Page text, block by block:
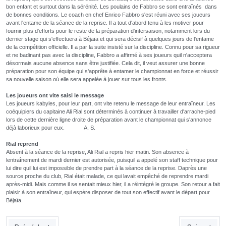
bon enfant et surtout dans la sérénité. Les poulains de Fabbro se sont entraînés dans
de bonnes conditions. Le coach en chef Enrico Fabbro s'est réuni avec ses joueurs
avant l'entame de la séance de la reprise. Il a tout d'abord tenu à les motiver pour
fournir plus d'efforts pour le reste de la préparation d'intersaison, notamment lors du
dernier stage qui s'effectuera à Béjaïa et qui sera décisif à quelques jours de l'entame
de la compétition officielle. Il a par la suite insisté sur la discipline. Connu pour sa rigueur
et ne badinant pas avec la discipline, Fabbro a affirmé à ses joueurs quil n'acceptera
désormais aucune absence sans être justifiée. Cela dit, il veut assurer une bonne
préparation pour son équipe qui s'apprête à entamer le championnat en force et réussir
sa nouvelle saison où elle sera appelée à jouer sur tous les fronts.
Les joueurs ont vite saisi le message
Les joueurs kabyles, pour leur part, ont vite retenu le message de leur entraîneur. Les
coéquipiers du capitaine Ali Rial sont déterminés à continuer à travailler d'arrache-pied
lors de cette dernière ligne droite de préparation avant le championnat qui s'annonce
déjà laborieux pour eux. A. S.
Rial reprend
Absent à la séance de la reprise, Ali Rial a repris hier matin. Son absence à
lentraînement de mardi dernier est autorisée, puisquil a appelé son staff technique pour
lui dire quil lui est impossible de prendre part à la séance de la reprise. Daprès une
source proche du club, Rial était malade, ce qui lavait empêché de reprendre mardi
après-midi. Mais comme il se sentait mieux hier, il a réintégré le groupe. Son retour a fait
plaisir à son entraîneur, qui espère disposer de tout son effectif avant le départ pour
Béjaïa.